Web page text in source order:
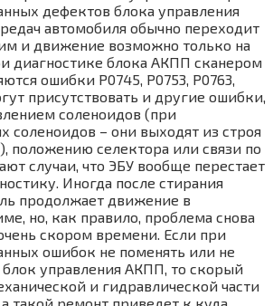
дефектов блока управления
автомобиля обычно переходит
и движение возможно только на
диагностике блока АКПП сканером
ошибки P0745, P0753, P0763,
присутствовать и другие ошибки,
соленоидов (при
соленоидов – они выходят из строя
положению селектора или связи по
случаи, что ЭБУ вообще перестает
Иногда после стирания
продолжает движение в
но, как правило, проблема снова
скором времени. Если при
ошибок не поменять или не
управления АКПП, то скорый
и гидравлической части
такой ремонт приведет к куда